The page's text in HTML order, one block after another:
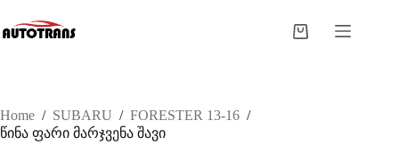
Home / SUBARU / FORESTER 13-16 /
წინა ფარი მარჯვენა შავი